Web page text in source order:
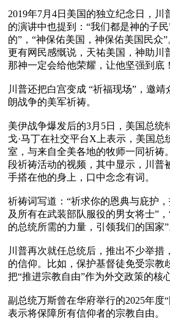
2019年7月4日美国的独立纪念日，川
的演讲中也提到：“我们都是神的子
的”，“神保佑美国，神保佑美国民众”
更有网民感慨说，天祐美国，神助川
那神一定会给他荣耀，让他坚强到底！
川普还把白宫变成 “祈福现场”，邀
朗战争的美军祈祷。
美伊战争爆发后的3月5日，美国总统
戈·马丁在社交平台X上表示，美国总
室，与来自全美各地的牧师一同祈祷
段祈祷活动的视频，其中显示，川普
手搭在他的身上，口中念念有词。
祈祷词写道：“祈求你的恩典与庇护
及所有在武装部队服役的男女将士”
的总统所需的力量，引领我们的国家”
川普再次就任总统后，推出不少举措
的信仰。比如，保护基督徒免受宗教
把“推进宗教自由”作为外交政策的核心
副总统万斯曾在华府举行的2025年度
表示将保障所有信仰者的宗教自由。